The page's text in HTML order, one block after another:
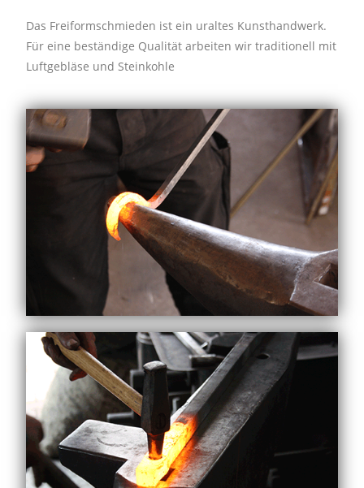
Das Freiformschmieden ist ein uraltes Kunsthandwerk.
Für eine beständige Qualität arbeiten wir traditionell mit
Luftgebläse und Steinkohle